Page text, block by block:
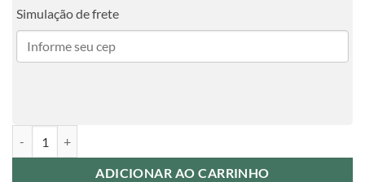
Simulação de frete
ADICIONAR AO CARRINHO